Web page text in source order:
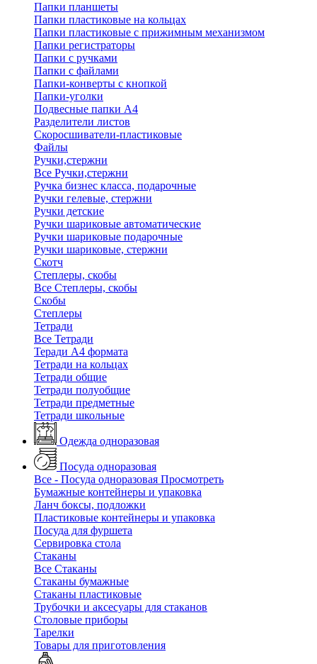
Папки планшеты
Папки пластиковые на кольцах
Папки пластиковые с прижимным механизмом
Папки регистраторы
Папки с ручками
Папки с файлами
Папки-конверты с кнопкой
Папки-уголки
Подвесные папки А4
Разделители листов
Скоросшиватели-пластиковые
Файлы
Ручки,стержни
Все Ручки,стержни
Ручка бизнес класса, подарочные
Ручки гелевые, стержни
Ручки детские
Ручки шариковые автоматические
Ручки шариковые подарочные
Ручки шариковые, стержни
Скотч
Степлеры, скобы
Все Степлеры, скобы
Скобы
Степлеры
Тетради
Все Тетради
Теради А4 формата
Тетради на кольцах
Тетради общие
Тетради полуобщие
Тетради предметные
Тетради школьные
Одежда одноразовая
Посуда одноразовая
Все - Посуда одноразовая Просмотреть
Бумажные контейнеры и упаковка
Ланч боксы, подложки
Пластиковые контейнеры и упаковка
Посуда для фуршета
Сервировка стола
Стаканы
Все Стаканы
Стаканы бумажные
Стаканы пластиковые
Трубочки и аксесуары для стаканов
Столовые приборы
Тарелки
Товары для приготовления